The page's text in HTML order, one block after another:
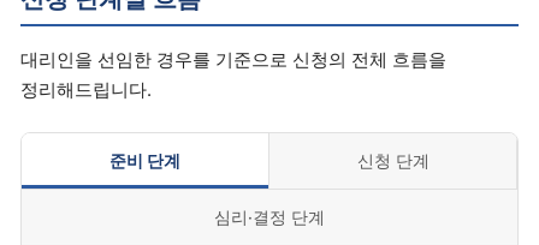
대리인을 선임한 경우를 기준으로 신청의 전체 흐름을
정리해드립니다.
준비 단계 신청 단계
심리·결정 단계